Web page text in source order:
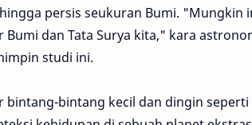
persis seukuran Bumi.
Bumi dan Tata Surya kita," kara
studi ini.
bintang-bintang kecil dan dingin